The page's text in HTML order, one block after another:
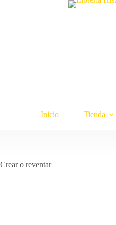
Inicio Tienda
Crear o reventar